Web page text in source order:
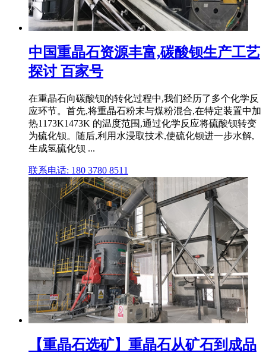
中国重晶石资源丰富,碳酸钡生产工艺
探讨 百家号
在重晶石向碳酸钡的转化过程中,我们经历了多个化学反
应环节。首先,将重晶石粉末与煤粉混合,在特定装置中加
热1173K1473K 的温度范围,通过化学反应将硫酸钡转变
为硫化钡。随后,利用水浸取技术,使硫化钡进一步水解,
生成氢硫化钡 ...
联系电话: 180 3780 8511
【重晶石选矿】重晶石从矿石到成品